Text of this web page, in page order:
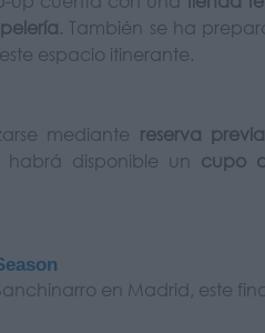
. También se ha
espacio itinerante.
mediante reserva previa
habrá disponible un cupo
en Madrid, este